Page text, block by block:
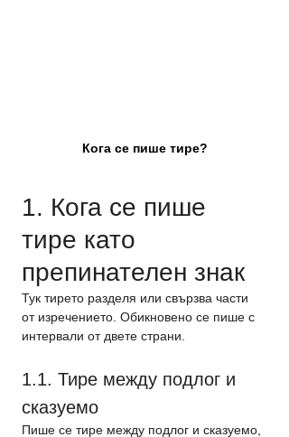
Кога се пише тире?
1. Кога се пише
тире като
препинателен знак
Тук тирето разделя или свързва части
от изречението. Обикновено се пише с
интервали от двете страни.
1.1. Тире между подлог и
сказуемо
Пише се тире между подлог и сказуемо,